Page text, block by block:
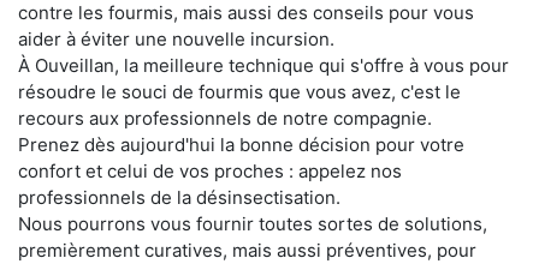
contre les fourmis, mais aussi des conseils pour vous
aider à éviter une nouvelle incursion.
À Ouveillan, la meilleure technique qui s'offre à vous pour
résoudre le souci de fourmis que vous avez, c'est le
recours aux professionnels de notre compagnie.
Prenez dès aujourd'hui la bonne décision pour votre
confort et celui de vos proches : appelez nos
professionnels de la désinsectisation.
Nous pourrons vous fournir toutes sortes de solutions,
premièrement curatives, mais aussi préventives, pour